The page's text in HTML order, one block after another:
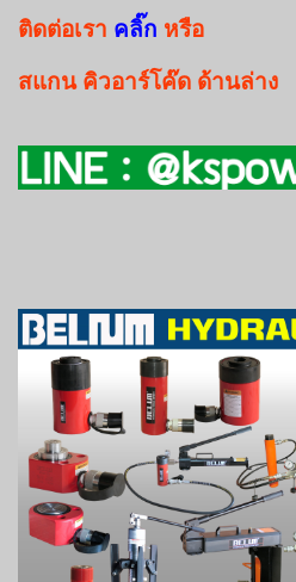
ติดต่อเรา คลิ๊ก หรือ
สแกนคิวอาร์โค๊ด ด้านล่าง